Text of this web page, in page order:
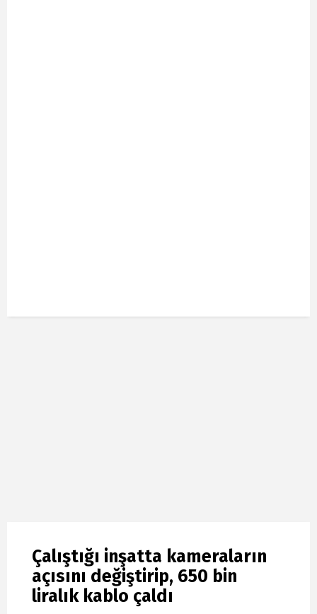
Çalıştığı inşatta kameraların
açısını değiştirip, 650 bin
liralık kablo çaldı